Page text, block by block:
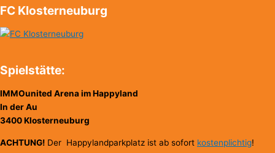
FC Klosterneuburg
Spielstätte:
IMMOunited Arena im Happyland
In der Au
3400 Klosterneuburg
ACHTUNG! Der Happylandparkplatz ist ab sofort kostenplichtig!